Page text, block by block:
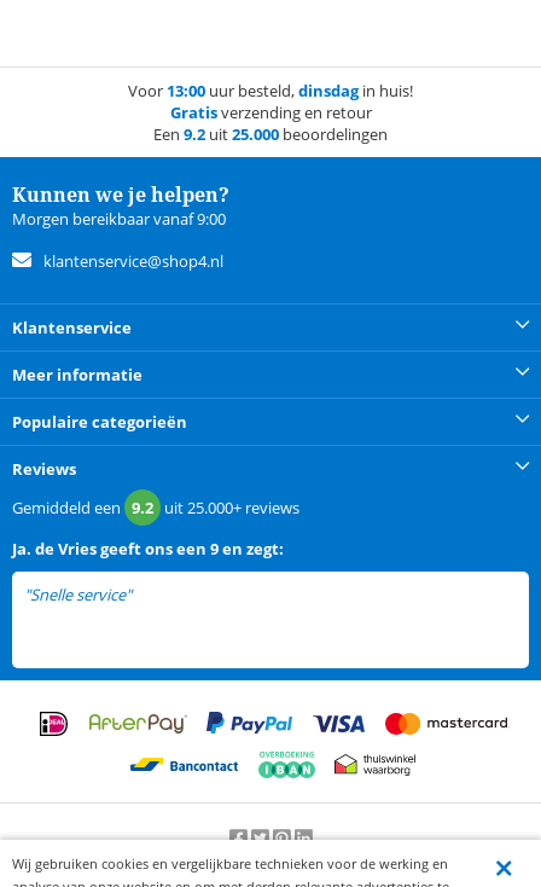
Voor 13:00 uur besteld,dinsdagin huis!
Gratisverzending en retour
Een 9.2 uit25.000 beoordelingen
Kunnen we je helpen?
Morgen bereikbaar vanaf 9:00
klantenservice@shop4.nl
Klantenservice
Meer informatie
Populaire categorieën
Reviews
Gemiddeld een 9.2 uit 25.000+ reviews
Ja. de Vriesgeeft ons een 9 en zegt:
"Snelle service"
Beoordeling door klanten:9.2/10-25000beoordelingen
Wij gebruiken cookies en vergelijkbare technieken voor de werking en